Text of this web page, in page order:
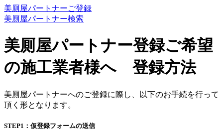
美厠屋パートナーご登録
美厠屋パートナー検索
美厠屋パートナー登録ご希望
の施工業者様へ 登録方法
美厠屋パートナーへのご登録に際し、以下のお手続を行って
頂く形となります。
STEP1：仮登録フォームの送信